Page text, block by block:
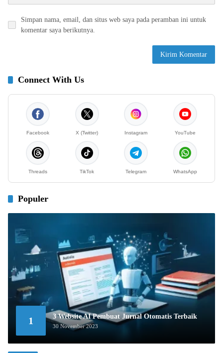
Simpan nama, email, dan situs web saya pada peramban ini untuk
komentar saya berikutnya.
Connect With Us
Facebook X (Twitter) Instagram YouTube
Threads TikTok Telegram WhatsApp
Populer
1 3 Website AI Pembuat Jurnal Otomatis Terbaik
30 November 2023